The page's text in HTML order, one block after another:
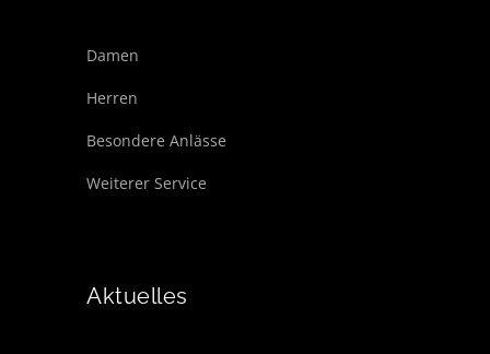
Damen
Herren
Besondere Anlässe
Weiterer Service
Aktuelles